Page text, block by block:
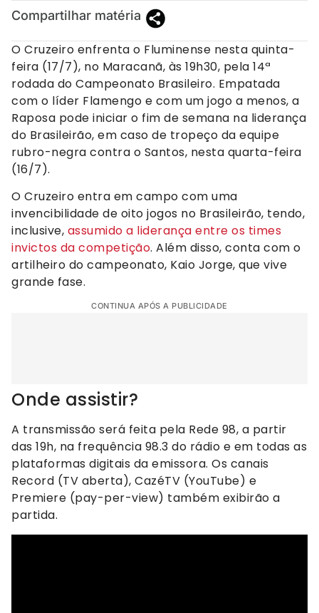
Compartilhar matéria
O Cruzeiro enfrenta o Fluminense nesta quinta-
feira (17/7), no Maracanã, às 19h30, pela 14ª
rodada do Campeonato Brasileiro. Empatada
com o líder Flamengo e com um jogo a menos, a
Raposa pode iniciar o fim de semana na liderança
do Brasileirão, em caso de tropeço da equipe
rubro-negra contra o Santos, nesta quarta-feira
(16/7).
O Cruzeiro entra em campo com uma
invencibilidade de oito jogos no Brasileirão, tendo,
inclusive, assumido a liderança entre os times
invictos da competição. Além disso, conta com o
artilheiro do campeonato, Kaio Jorge, que vive
grande fase.
CONTINUA APÓS A PUBLICIDADE
Onde assistir?
A transmissão será feita pela Rede 98, a partir
das 19h, na frequência 98.3 do rádio e em todas as
plataformas digitais da emissora. Os canais
Record (TV aberta), CazéTV (YouTube) e
Premiere (pay-per-view) também exibirão a
partida.